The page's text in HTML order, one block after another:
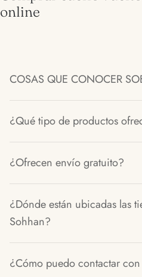
online
COSAS QUE CONOCER
¿Qué tipo de productos
¿Ofrecen envío gratuito?
¿Dónde están ubicadas las
Sohhan?
¿Cómo puedo contactar